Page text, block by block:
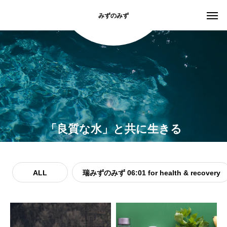
みずのみず
「良質な水」と共に生きる
ALL 瑞みずのみず 06:01 for health & recovery